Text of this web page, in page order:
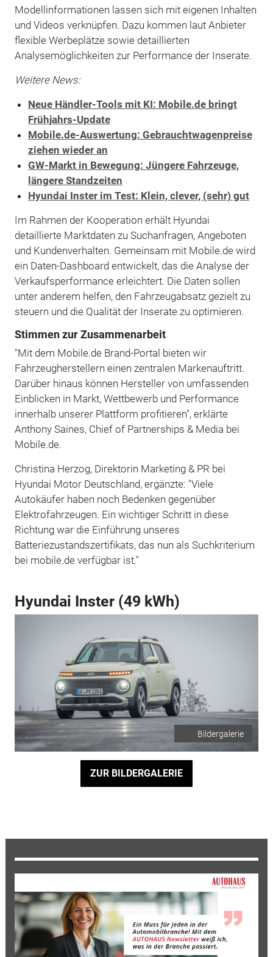
Modellinformationen lassen sich mit eigenen Inhalten
und Videos verknüpfen. Dazu kommen laut Anbieter
flexible Werbeplätze sowie detaillierten
Analysemöglichkeiten zur Performance der Inserate.
Weitere News:
Neue Händler-Tools mit KI: Mobile.de bringt
Frühjahrs-Update
Mobile.de-Auswertung: Gebrauchtwagenpreise
ziehen wieder an
GW-Markt in Bewegung: Jüngere Fahrzeuge,
längere Standzeiten
Hyundai Inster im Test: Klein, clever, (sehr) gut
Im Rahmen der Kooperation erhält Hyundai
detaillierte Marktdaten zu Suchanfragen, Angeboten
und Kundenverhalten. Gemeinsam mit Mobile.de wird
ein Daten-Dashboard entwickelt, das die Analyse der
Verkaufsperformance erleichtert. Die Daten sollen
unter anderem helfen, den Fahrzeugabsatz gezielt zu
steuern und die Qualität der Inserate zu optimieren.
Stimmen zur Zusammenarbeit
"Mit dem Mobile.de Brand-Portal bieten wir
Fahrzeugherstellern einen zentralen Markenauftritt.
Darüber hinaus können Hersteller von umfassenden
Einblicken in Markt, Wettbewerb und Performance
innerhalb unserer Plattform profitieren", erklärte
Anthony Saines, Chief of Partnerships & Media bei
Mobile.de.
Christina Herzog, Direktorin Marketing & PR bei
Hyundai Motor Deutschland, ergänzte: "Viele
Autokäufer haben noch Bedenken gegenüber
Elektrofahrzeugen. Ein wichtiger Schritt in diese
Richtung war die Einführung unseres
Batteriezustandszertifikats, das nun als Suchkriterium
bei mobile.de verfügbar ist."
Hyundai Inster (49 kWh)
Bildergalerie
ZUR BILDERGALERIE